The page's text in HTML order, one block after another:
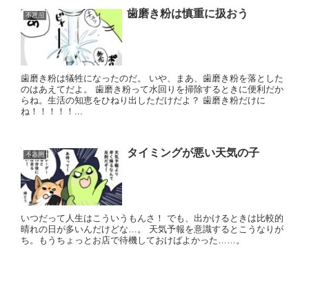
不器用 歯磨き粉は慎重に扱おう
歯磨き粉は犠牲になったのだ。 いや、まあ、歯磨き粉を落とした
のはあえてだよ。 歯磨き粉って水回りを掃除するときに便利だか
らね。生活の知恵をひねり出しただけだよ？ 歯磨き粉だけに
ね！！！！！...
不器用 タイミングが悪い天気の子
いつだって人生はこういうもんさ！ でも、出かけるときは比較的
晴れの日が多いんだけどな…。 天気予報を意識するとこうなりが
ち。もうちょっとお店で待機しておけばよかった……。